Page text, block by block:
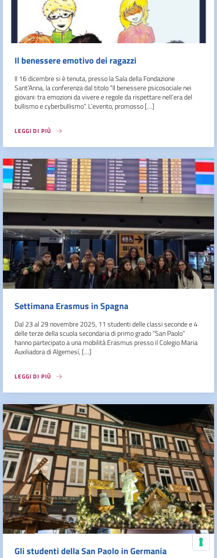
Il benessere emotivo dei ragazzi
Il 16 dicembre si è tenuta, presso la Sala della Fondazione
Sant’Anna, la conferenza dal titolo “Il benessere psicosociale nei
giovani: tra emozioni da vivere e regole da rispettare nell’era del
bullismo e cyberbullismo”. L’evento, promosso […]
LEGGI DI PIÙ
Settimana Erasmus in Spagna
Dal 23 al 29 novembre 2025, 11 studenti delle classi seconde e 4
delle terze della scuola secondaria di primo grado “San Paolo”
hanno partecipato a una mobilità Erasmus presso il Colegio Maria
Auxiliadora di Algemesí, […]
LEGGI DI PIÙ
Gli studenti della San Paolo in Germania Le